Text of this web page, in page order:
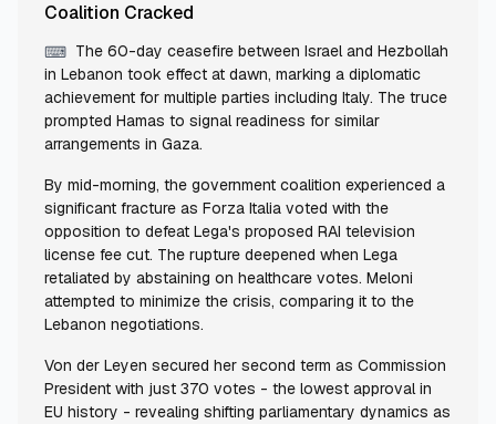
Coalition Cracked
⌨ The 60-day ceasefire between Israel and Hezbollah
in Lebanon took effect at dawn, marking a diplomatic
achievement for multiple parties including Italy. The truce
prompted Hamas to signal readiness for similar
arrangements in Gaza.
By mid-morning, the government coalition experienced a
significant fracture as Forza Italia voted with the
opposition to defeat Lega's proposed RAI television
license fee cut. The rupture deepened when Lega
retaliated by abstaining on healthcare votes. Meloni
attempted to minimize the crisis, comparing it to the
Lebanon negotiations.
Von der Leyen secured her second term as Commission
President with just 370 votes - the lowest approval in
EU history - revealing shifting parliamentary dynamics as